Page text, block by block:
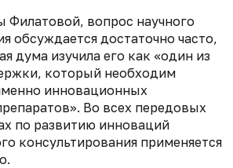
Филатовой, вопрос научного
обсуждается достаточно часто,
дума изучила его как «один из
который необходим
инновационных
Во всех передовых
по развитию инноваций
консультирования применяется